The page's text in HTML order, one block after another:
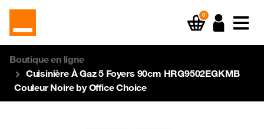
0
Boutique en ligne
Cuisinière À Gaz 5 Foyers 90cm HRG9502EGKMB
Couleur Noire by Office Choice